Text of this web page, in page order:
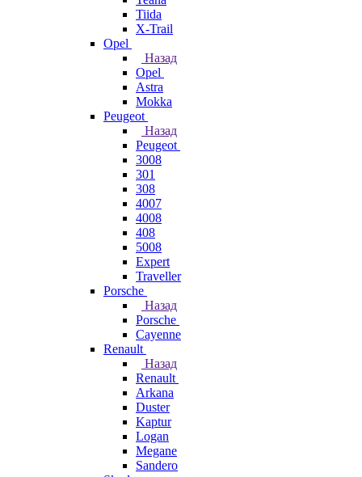
Tiida
X-Trail
Opel
Назад
Opel
Astra
Mokka
Peugeot
Назад
Peugeot
3008
301
308
4007
4008
408
5008
Expert
Traveller
Porsche
Назад
Porsche
Cayenne
Renault
Назад
Renault
Arkana
Duster
Kaptur
Logan
Megane
Sandero